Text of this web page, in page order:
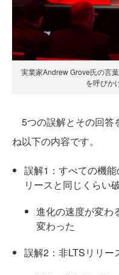
実業家Andrew Grove氏の言
を呼びか
5つの誤解とその回答
ね以下の内容です。
誤解1：すべての機
リースと同じくらい
進化の速度が変わ
変わった
誤解2：非LTSリリー